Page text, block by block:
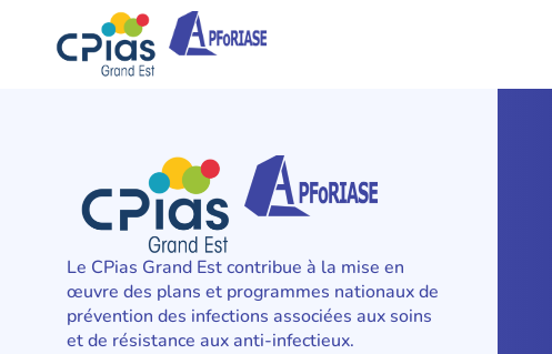
Le CPias Grand Est contribue à la mise en
œuvre des plans et programmes nationaux de
prévention des infections associées aux soins
et de résistance aux anti-infectieux.